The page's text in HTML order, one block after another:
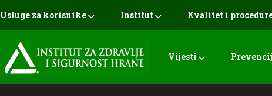
Usluge za korisnike Institut Kvalitet i
Vijesti